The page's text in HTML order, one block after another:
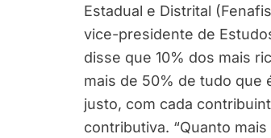
Estadual e Distrital
vice-presidente de
disse que 10% dos mais
mais de 50% de tudo que
justo, com cada
contributiva. “Quanto